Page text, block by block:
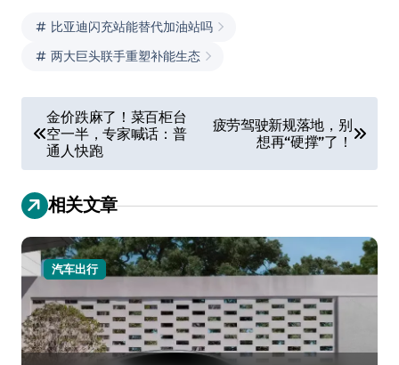
比亚迪闪充站能替代加油站吗
两大巨头联手重塑补能生态
章
导
航
金价跌麻了！菜百柜台
空一半，专家喊话：普
通人快跑
疲劳驾驶新规落地，别
想再“硬撑”了！
相关文章
汽车出行